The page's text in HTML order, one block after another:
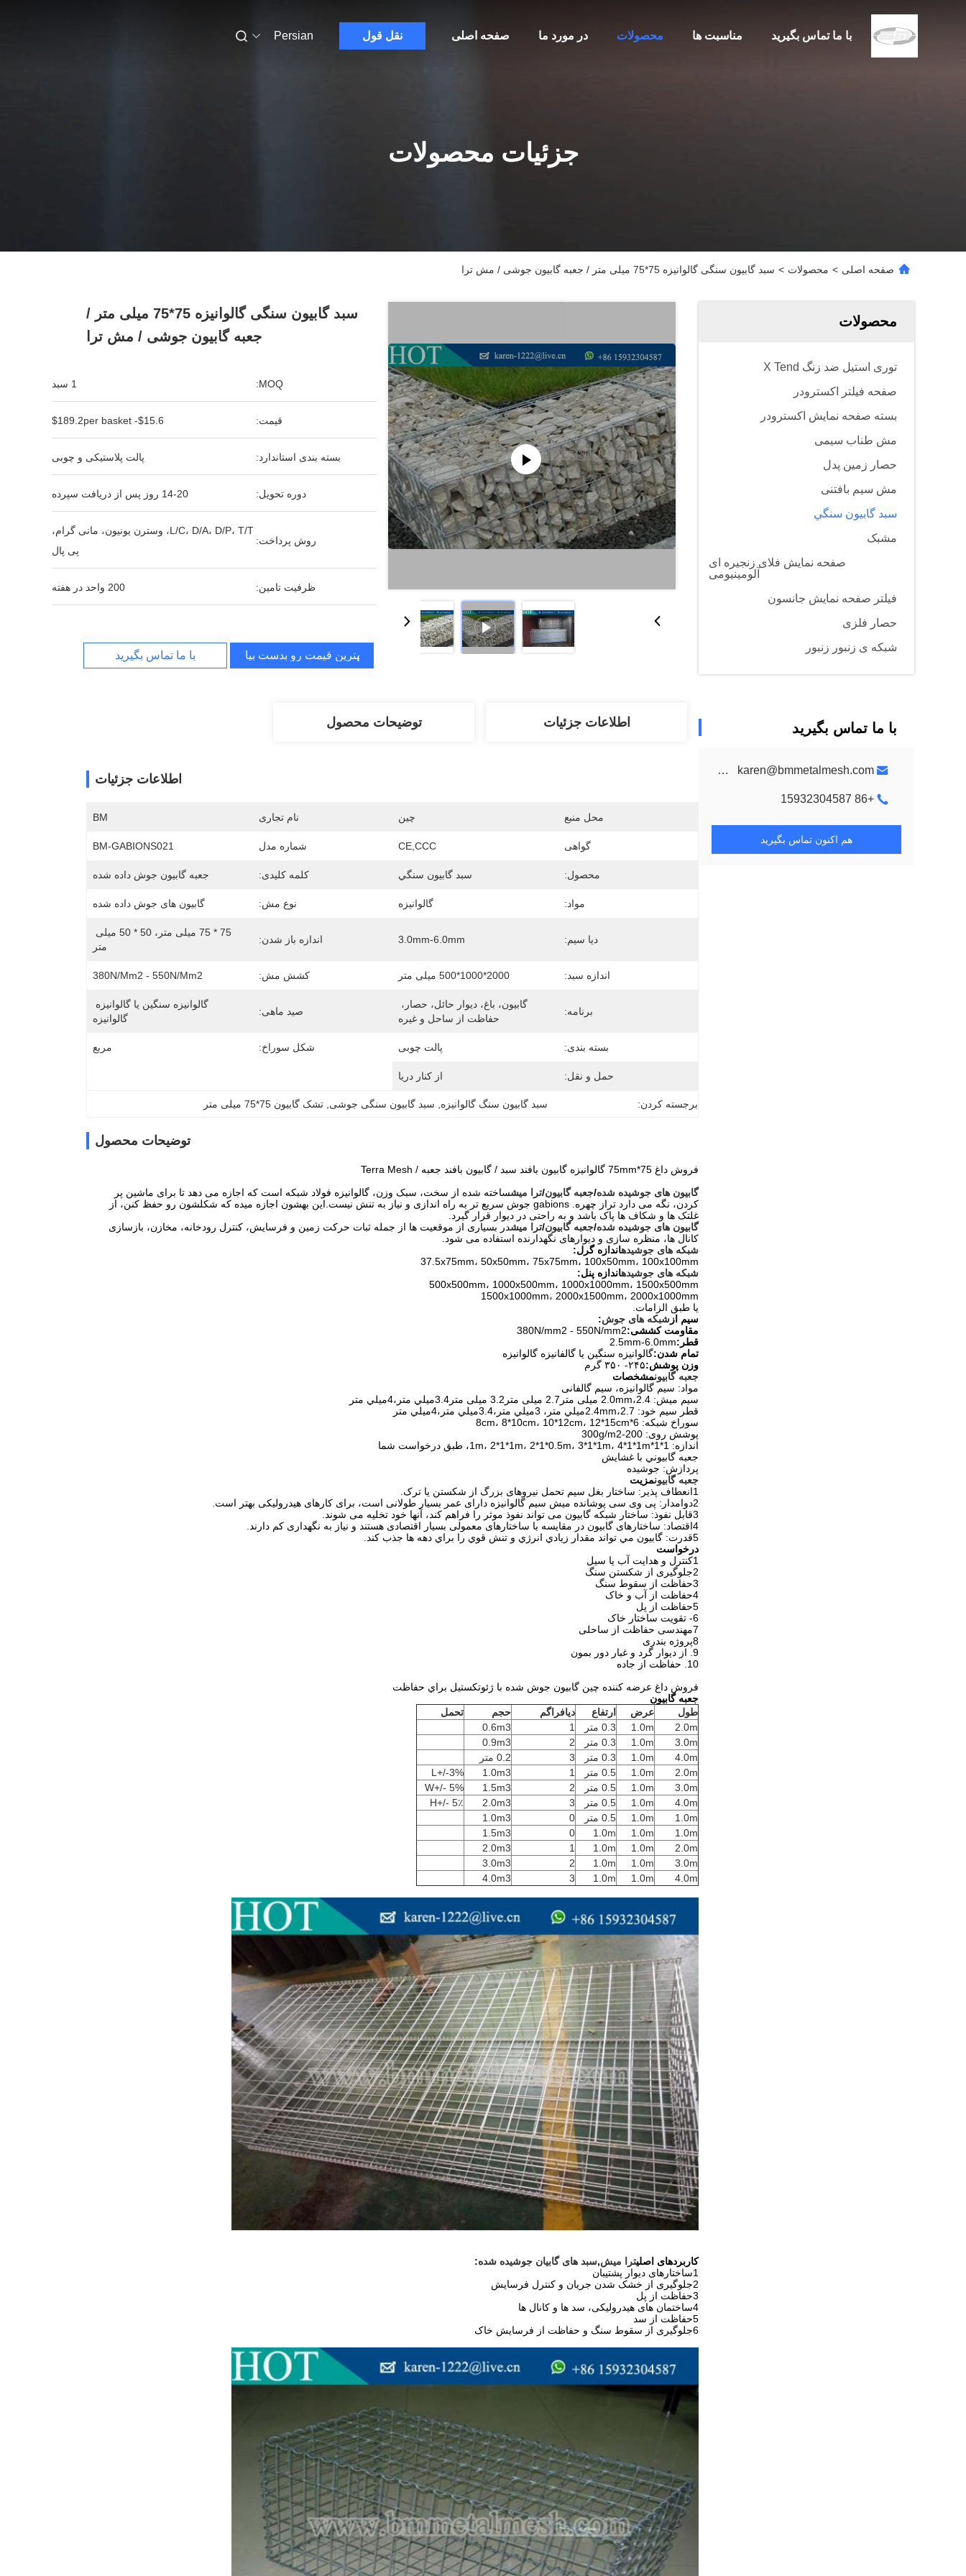
صفحه اصلی در مورد ما محصولات مناسبت ها با ما تماس بگیرید نقل قول Persian
جزئیات محصولات
صفحه اصلی > محصولات > سبد گابیون سنگی گالوانیزه 75*75 میلی متر / جعبه گابیون جوشی / مش ترا
محصولات
توری استیل ضد زنگ X Tend
صفحه فیلتر اکسترودر
بسته صفحه نمایش اکسترودر
مش طناب سیمی
حصار زمین پدل
مش سیم بافتنی
سبد گابيون سنگي
مشبک
صفحه نمایش فلای زنجیره ای
آلومینیومی
فیلتر صفحه نمایش جانسون
حصار فلزی
شبکه ی زنبور زنبور
با ما تماس بگیرید
metalmeshes@gmail.com karen@bmmetalmesh.com
+86 15932304587
هم اکنون تماس بگیرید
سبد گابیون سنگی گالوانیزه 75*75 میلی متر /
جعبه گابیون جوشی / مش ترا
MOQ: 1 سبد
قیمت: $15.6- $189.2per basket
بسته بندی استاندارد: پالت پلاستیکی و چوبی
دوره تحویل: 14-20 روز پس از دریافت سپرده
روش پرداخت:
L/C، D/A، D/P، T/T، وسترن یونیون، مانی گرام،
پی پال
ظرفیت تامین: 200 واحد در هفته
بهترین قیمت رو بدست بیار با ما تماس بگیرید
اطلاعات جزئیات توضیحات محصول
اطلاعات جزئیات
محل منبع چین نام تجاری BM
گواهی CE,CCC شماره مدل BM-GABIONS021
محصول: سبد گابيون سنگي کلمه کلیدی: جعبه گابیون جوش داده شده
مواد: گالوانیزه نوع مش: گابیون های جوش داده شده
دیا سیم: 3.0mm-6.0mm اندازه باز شدن:
متر
اندازه سبد: 2000*1000*500 میلی متر کشش مش: 380N/mm2 - 550N/mm2
برنامه:
حفاظت از ساحل و غیره
صید ماهی:
گالوانیزه
بسته بندی: پالت چوبی شکل سوراخ: مربع
حمل و نقل: از کنار دریا
برجسته کردن: سبد گابیون سنگ گالوانیزه سبد گابیون سنگی جوشی , تشک گابیون 75*75 میلی متر
توضیحات محصول
فروش داغ 75*75mm گالوانیزه گابيون بافند سبد / گابيون بافند جعبه / Terra Mesh
گابیون های جوشیده شده/جعبه گابيون/ترا میشساخته شده از سخت، سبک وزن، گالوانیزه فولاد شبکه است که اجازه می دهد تا برای ماشین پر
کردن، نگه می دارد تراز چهره. gabions جوش سریع تر به راه اندازی و نیاز به تنش نیست.اين بهشون اجازه ميده که شکلشون رو حفظ کنن، از
غلتک ها و شکاف ها پاک باشد و به راحتی در دیوار قرار گیرد.
گابیون های جوشیده شده/جعبه گابيون/ترا میشدر بسیاری از موقعیت ها از جمله ثبات حرکت زمین و فرسایش، کنترل رودخانه، مخازن، بازسازی
کانال ها، منظره سازی و دیوارهای نگهدارنده استفاده می شود.
شبکه های جوشیدهاندازه گرل:
37.5x75mm، 50x50mm، 75x75mm، 100x50mm، 100x100mm
شبکه های جوشیدهاندازه پنل:
500x500mm، 1000x500mm، 1000x1000mm، 1500x500mm
1500x1000mm، 2000x1500mm، 2000x1000mm
یا طبق الزامات.
سیم از شبکه های جوش:
مقاومت کششی:380N/mm2 - 550N/mm2
قطر:2.5mm-6.0mm
تمام شدن:گالوانیزه سنگین یا گالفانیزه گالوانیزه
وزن پوشش:۲۴۵- ۳۵۰ گرم
جعبه گابيونمشخصات
مواد: سیم گالوانیزه، سیم گالفانی
سیم میش: 2.0mm،2.4 میلی متر2.7 میلی متر3.2 میلی متر3.4ميلي متر،4ميلي متر
قطر سیم خود: 2.4mm،2.7ميلي متر، 3ميلي متر،3.4ميلي متر،4ميلي متر
سوراخ شبكه: 6*8cm، 8*10cm، 10*12cm، 12*15cm
پوشش روی: 200-300g/m2
اندازه: 1*1*1m، 2*1*1m، 2*1*0.5m، 3*1*1m، 4*1*1m، طبق درخواست شما
جعبه گابيوني با غشايش
پردازش: جوشیده
جعبه گابيونمزیت
1انعطاف پذیر: ساختار بغل سیم تحمل نیروهای بزرگ از شکستن یا ترک.
2دوامدار: پی وی سی پوشانده میش سیم گالوانیزه دارای عمر بسیار طولانی است، برای کارهای هیدرولیکی بهتر است.
3قابل نفوذ: ساختار شبکه گابیون می تواند نفوذ موثر را فراهم کند، آنها خود تخلیه می شوند.
4اقتصاد: ساختارهای گابیون در مقایسه با ساختارهای معمولی بسیار اقتصادی هستند و نیاز به نگهداری کم دارند.
5قدرت: گابيون مي تواند مقدار زيادي انرژي و تنش قوي را براي دهه ها جذب کند.
درخواست
1کنترل و هدایت آب یا سیل
2جلوگیری از شکستن سنگ
3حفاظت از سقوط سنگ
4حفاظت از آب و خاک
5حفاظت از پل
6- تقویت ساختار خاک
7مهندسی حفاظت از ساحلی
8پروژه بندری
9. از ديوار گرد و غبار دور بمون
10. حفاظت از جاده
فروش داغ عرضه کننده چین گابيون جوش شده با ژئوتکستيل براي حفاظت
جعبه گابيون
طول
عرض ارتفاع دیافراگم حجم
تحمل
2.0m
1.0m 0.3 متر 1
0.6m3
3.0m
1.0m 0.3 متر 2
0.9m3
4.0m
1.0m 0.3 متر 3
0.2 متر
2.0m
1.0m 0.5 متر 1
1.0m3
L+/-3%
3.0m
1.0m 0.5 متر 2
1.5m3
W+/- 5%
4.0m
1.0m 0.5 متر 3
2.0m3
H+/- 5٪
1.0m
1.0m 0.5 متر 0
1.0m3
1.0m
1.0m
1.0m
0
1.5m3
2.0m
1.0m
1.0m
1
2.0m3
3.0m
1.0m
1.0m
2
3.0m3
4.0m
1.0m
1.0m
3
4.0m3
کاربردهای اصلیترا میش,سبد های گابیان جوشیده شده:
1ساختارهای دیوار پشتیبان
2جلوگیری از خشک شدن جریان و کنترل فرسایش
3حفاظت از پل
4ساختمان های هیدرولیکی، سد ها و کانال ها
5حفاظت از سد
6جلوگیری از سقوط سنگ و حفاظت از فرسایش خاک